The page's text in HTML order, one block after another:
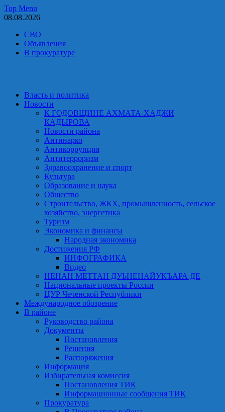
Skip
to
Top Menu
08.08.2026
СВО
Объявления
В прокуратуре
Власть и политика
Новости
К ГОДОВЩИНЕ АХМАТА-ХАДЖИ
КАДЫРОВА
Новости района
Антинарко
Антикоррупция
Антитерроризм
Здравоохранение и спорт
Культура
Образование и наука
Общество
Строительство, ЖКХ, промышленность, сельское
хозяйство, энергетика
Туризм
Экономика и финансы
Народная экономика
Достижения РФ
ИНФОГРАФИКА
Видео
НЕНАН МЕТТАН ДУЬНЕНАЙУКЪАРА ДЕ
Национальные проекты России
ЦУР Чеченской Республики
Международное обозрение
В районе
Руководство района
Документы
Постановления
Решения
Распоряжения
Информация
Избирательная комиссия
Постановления ТИК
Информационные сообщения ТИК
Прокуратура